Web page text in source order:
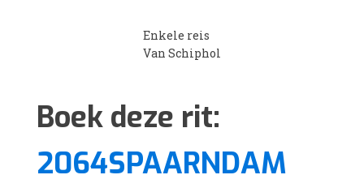
Enkele reis
Van Schiphol
Boek deze rit:
2064SPAARNDAM